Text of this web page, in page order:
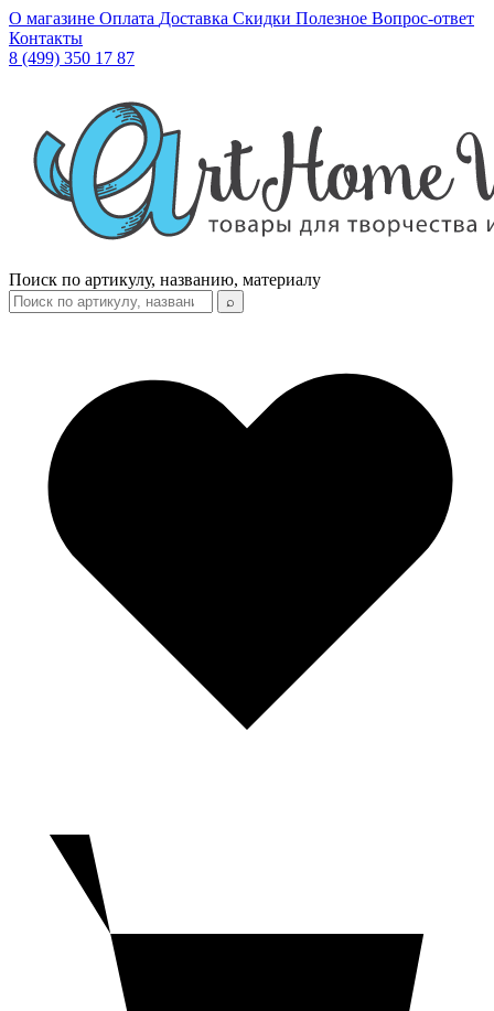
О магазине Оплата Доставка Скидки Полезное Вопрос-ответ
Контакты
8 (499) 350 17 87
Поиск по артикулу, названию, материалу
⌕